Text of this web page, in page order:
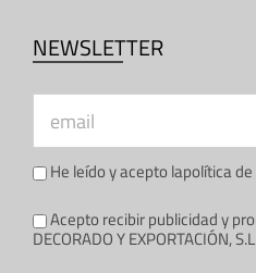
NEWSLETTER
He leído y acepto lapolítica
Acepto recibir publicidad y
DECORADO Y EXPORTACIÓN,